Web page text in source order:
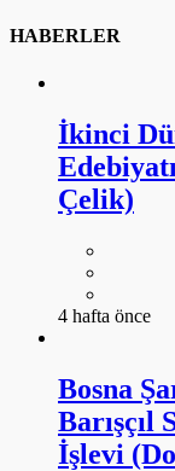
HABERLER
İkinci
Çelik)
4 hafta önce
Bosna
Barışçıl
İşlevi